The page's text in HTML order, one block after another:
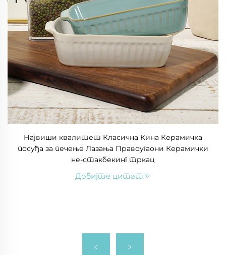
Највиши квалитет Класична Кина Керамичка
посуђа за печење Лазања Правоугаони Керамички
не-стакбекинг тркац
Добијте цитат